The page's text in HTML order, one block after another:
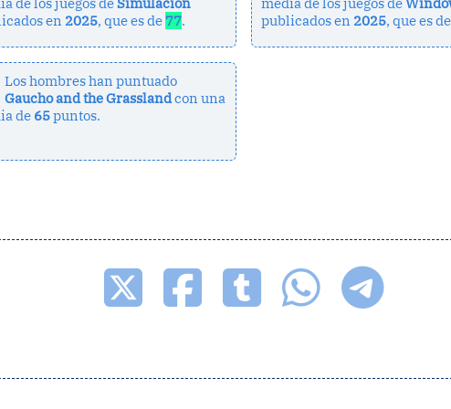
en 2025, que es de 77.
publicados en 2025, que es de
Los hombres han puntuado
Gaucho and the Grasslandcon una
de 65puntos.